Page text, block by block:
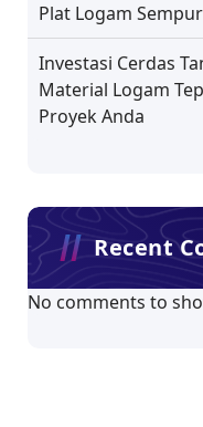
Plat Logam
Investasi Cerdas
Material Logam
Proyek Anda
Recent
No comments to